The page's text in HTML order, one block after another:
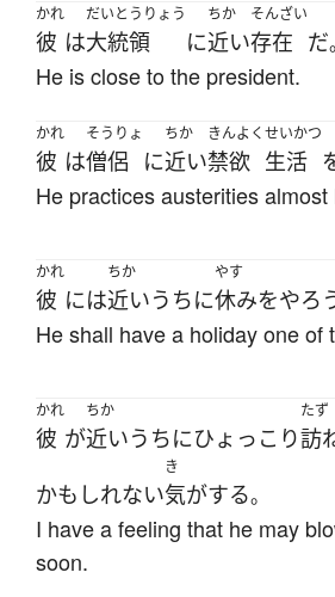
かれ
彼 は
だいとうりょう
大統領 に
ちか
近い
そんざい
存在 だ。
He is close to the president.
かれ
彼 は
そうりょ
僧侶 に
ちか
近い
きんよく
禁欲
せいかつ
生活
He practices austerities
かれ
彼 には
ちか
近いうちに
やす
休みをやろ
He shall have a holiday one of
かれ
彼 が
ちか
近いうちにひょっこり
たず
訪
かもしれない
き
気がする。
I have a feeling that he may
soon.